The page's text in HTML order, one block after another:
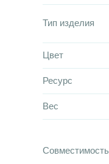
Тип изделия
Цвет
Ресурс
Вес
Совместимость